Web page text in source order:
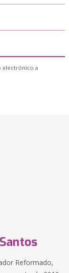
electrónico a
Reformado,